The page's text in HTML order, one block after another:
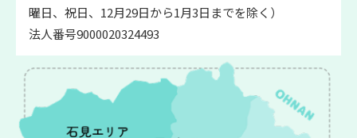
曜日、祝日、12月29日から1月3日までを除く）
法人番号9000020324493